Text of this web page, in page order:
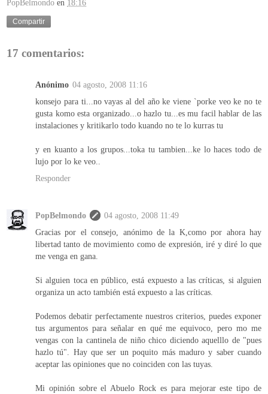
PopBelmondo en 18:16
Compartir
17 comentarios:
Anónimo 04 agosto, 2008 11:16
konsejo para ti...no vayas al del año ke viene `porke veo ke no te
gusta komo esta organizado...o hazlo tu...es mu facil hablar de las
instalaciones y kritikarlo todo kuando no te lo kurras tu
y en kuanto a los grupos...toka tu tambien...ke lo haces todo de
lujo por lo ke veo..
Responder
PopBelmondo
04 agosto, 2008 11:49
Gracias por el consejo, anónimo de la K,como por ahora hay
libertad tanto de movimiento como de expresión, iré y diré lo que
me venga en gana.
Si alguien toca en público, está expuesto a las críticas, si alguien
organiza un acto también está expuesto a las críticas.
Podemos debatir perfectamente nuestros criterios, puedes exponer
tus argumentos para señalar en qué me equivoco, pero mo me
vengas con la cantinela de niño chico diciendo aquelllo de "pues
hazlo tú". Hay que ser un poquito más maduro y saber cuando
aceptar las opiniones que no coinciden con las tuyas.
Mi opinión sobre el Abuelo Rock es para mejorar este tipo de